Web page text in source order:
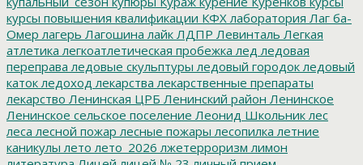
курсы повышения квалификации КФХ лаборатория Лаг ба-
Омер лагерь Лагошина лайк ЛДПР Левинталь Легкая
атлетика легкоатлетическая пробежка лед ледовая
переправа ледовые скульптуры ледовый городок ледовый
каток ледоход лекарства лекарственные препараты
лекарство Ленинская ЦРБ Ленинский район Ленинское
Ленинское сельское поселение Леонид Школьник лес
леса лесной пожар лесные пожары лесопилка летние
каникулы лето лето_2026 лжетерроризм лимон